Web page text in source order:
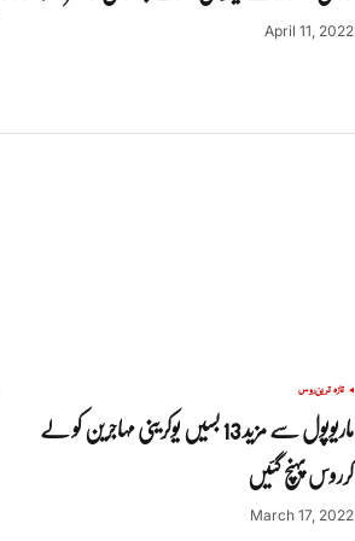
April 11, 2022
تازہ ترینروس
ماریوپول سے مزید 13 بسیں یوکرینی مہاجرین کو لے
کرروس پہنچ گئیں
March 17, 2022